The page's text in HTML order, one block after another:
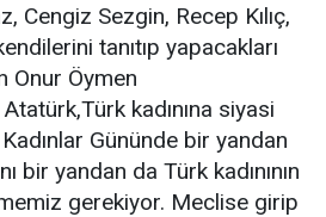
Cengiz Sezgin, Recep Kılıç,
tanıtıp yapacakları
Onur Öymen
kadınına siyasi
Gününde bir yandan
bir yandan da Türk kadınının
gerekiyor. Meclise girip